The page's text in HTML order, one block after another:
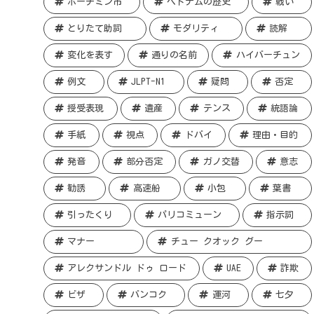
ホーチミン市 ベトナムの歴史 戦い
とりたて助詞 モダリティ 読解
変化を表す 通りの名前 ハイバーチュン
例文 JLPT-N1 疑問 否定
授受表現 遺産 テンス 統語論
手紙 視点 ドバイ 理由・目的
発音 部分否定 ガノ交替 意志
勧誘 高速船 小包 葉書
引ったくり パリコミューン 指示詞
マナー チュー クオック グー
アレクサンドル ドゥ ロード UAE 詐欺
ビザ バンコク 運河 七夕